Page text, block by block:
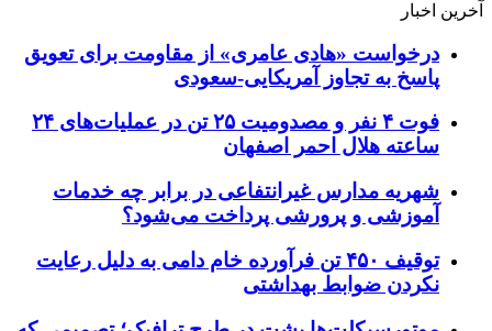
آخرین اخبار
درخواست «هادی عامری» از مقاومت برای تعویق
پاسخ به تجاوز آمریکایی-سعودی
فوت ۴ نفر و مصدومیت ۲۵ تن در عملیات‌های ۲۴
ساعته هلال احمر اصفهان
شهریه مدارس غیرانتفاعی در برابر چه خدمات
آموزشی و پرورشی پرداخت می‌شود؟
توقیف ۴۵۰ تن فرآورده خام دامی به دلیل رعایت
نکردن ضوابط بهداشتی